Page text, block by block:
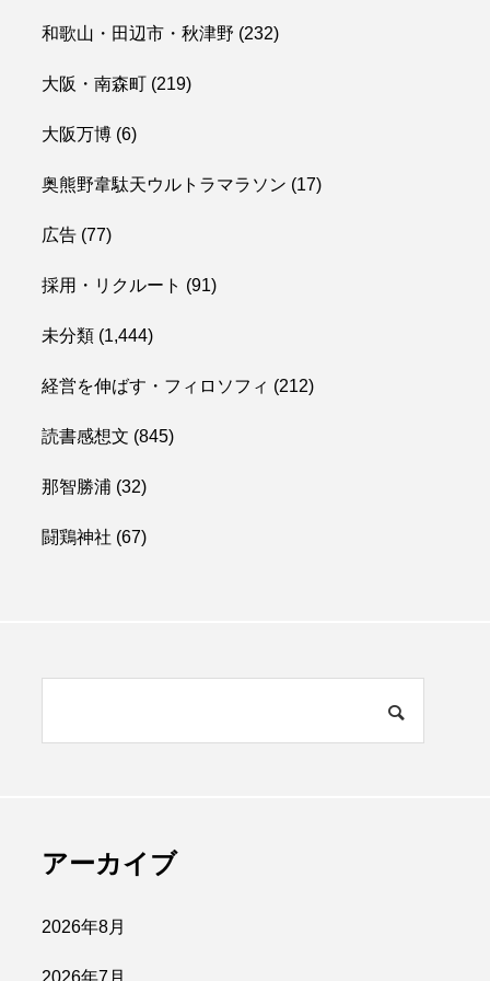
和歌山・田辺市・秋津野 (232)
大阪・南森町 (219)
大阪万博 (6)
奥熊野韋駄天ウルトラマラソン (17)
広告 (77)
採用・リクルート (91)
未分類 (1,444)
経営を伸ばす・フィロソフィ (212)
読書感想文 (845)
那智勝浦 (32)
闘鶏神社 (67)
アーカイブ
2026年8月
2026年7月